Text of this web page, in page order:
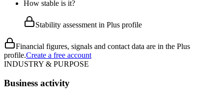
How stable is it?
Stability assessment in Plus profile
Financial figures, signals and contact data are in the Plus
profile.Create a free account
INDUSTRY & PURPOSE
Business activity